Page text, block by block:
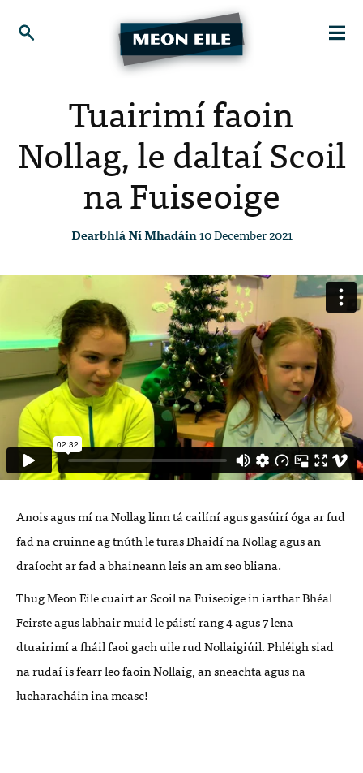
Tuairimí faoin
Nollag, le daltaí Scoil
na Fuiseoige
Dearbhlá Ní Mhadáin10 December 2021
Anois agus mí na Nollag linn tá cailíní agus gasúirí óga ar fud
fad na cruinne ag tnúth le turas Dhaidí na Nollag agus an
draíocht ar fad a bhaineann leis an am seo bliana.
Thug Meon Eile cuairt ar Scoil na Fuiseoige in iarthar Bhéal
Feirste agus labhair muid le páistí rang 4 agus 7 lena
dtuairimí a fháil faoi gach uile rud Nollaigiúil. Phléigh siad
na rudaí is fearr leo faoin Nollaig, an sneachta agus na
lucharacháin ina measc!